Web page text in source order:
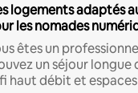
logements adaptés
les nomades
êtes un
un séjour longue
haut débit et